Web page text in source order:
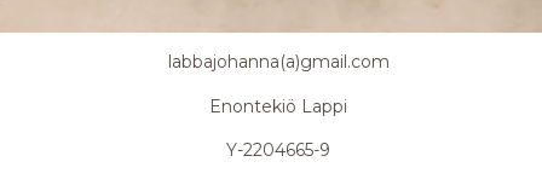
labbajohanna(a)gmail.com
Enontekiö Lappi
Y-2204665-9